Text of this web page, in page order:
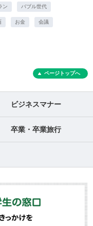
ン バブル世代
お金 会議
ページトップへ
ビジネスマナー
卒業・卒業旅行